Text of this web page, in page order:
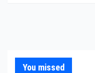
You missed